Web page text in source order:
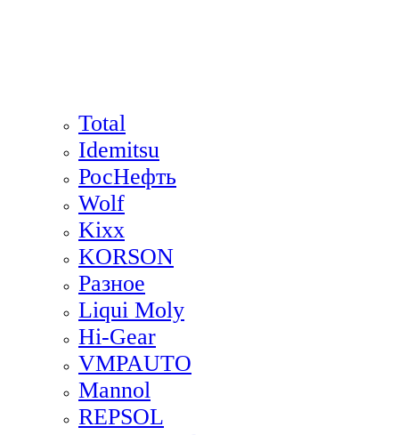
Total
Idemitsu
РосНефть
Wolf
Kixx
KORSON
Разное
Liqui Moly
Hi-Gear
VMPAUTO
Mannol
REPSOL